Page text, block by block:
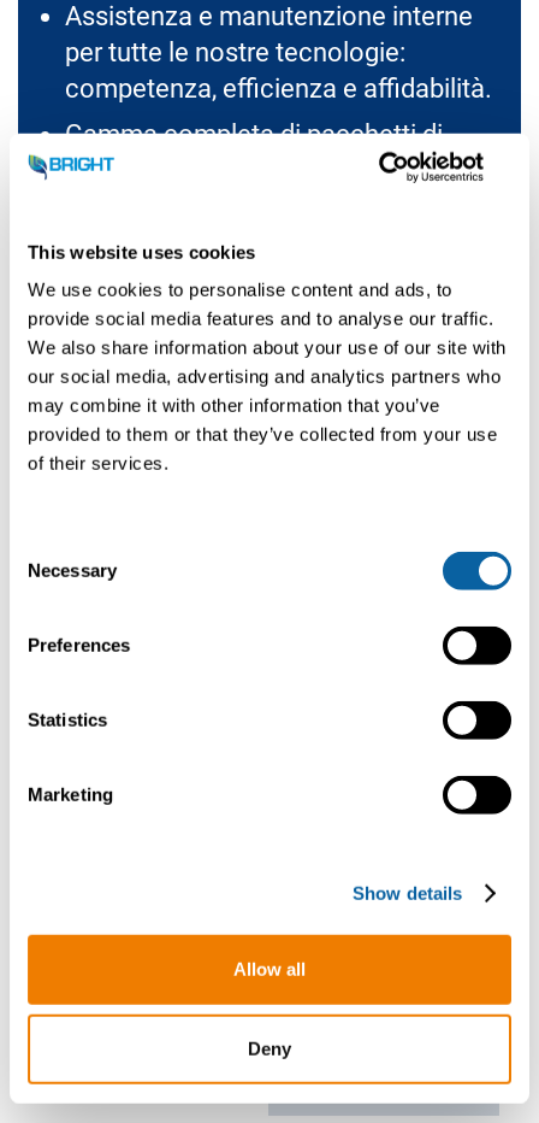
This website uses cookies
We use cookies to personalise content and ads, to
provide social media features and to analyse our traffic.
We also share information about your use of our site with
our social media, advertising and analytics partners who
may combine it with other information that you’ve
provided to them or that they’ve collected from your use
of their services.
Necessary
Preferences
Statistics
Marketing
Show details
Allow all
Deny
Assistenza e manutenzione interne
per tutte le nostre tecnologie:
competenza, efficienza e affidabilità.
Gamma completa di pacchetti di
manutenzione standardizzati.
fornitura di parti di ricambio
specializzate e ai contratti pluriennali.
Manutenzione efficiente, efficace e
orientata alla qualità.
Affrontare i guasti alle
apparecchiature prima che si
team di assistenza locale 24/7 che
Centro operativo con monitoraggio in
Funzionalità di assistenza e
I nostri piani
Base